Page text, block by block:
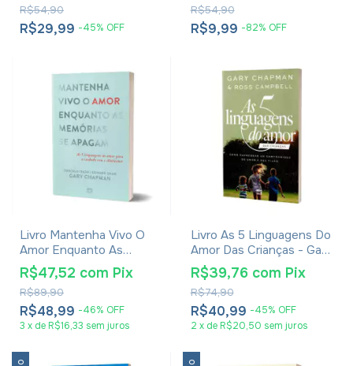
R$29,99 -45% OFF
R$54,90
R$9,99 -82% OFF
R$54,90
Livro Mantenha Vivo O
Amor Enquanto As
Memórias Se Apagam -
Gary Chapman
R$48,99 -46% OFF
R$89,90
R$47,52 com Pix
3 x de R$16,33 sem juros
Livro As 5 Linguagens Do
Amor Das Crianças - Gary
Chapman
R$40,99 -45% OFF
R$74,90
R$39,76 com Pix
2 x de R$20,50 sem juros